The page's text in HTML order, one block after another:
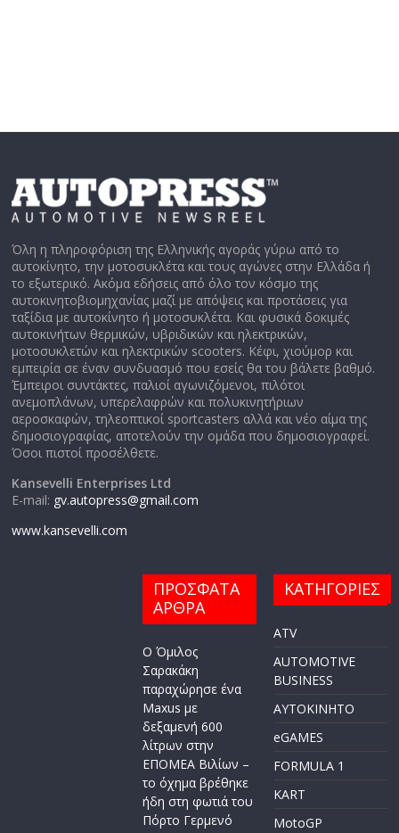
Όλη η πληροφόριση της Ελληνικής αγοράς γύρω από το
αυτοκίνητο, την μοτοσυκλέτα και τους αγώνες στην Ελλάδα ή
το εξωτερικό. Ακόμα εδήσεις από όλο τον κόσμο της
αυτοκινητοβιομηχανίας μαζί με απόψεις και προτάσεις για
ταξίδια με αυτοκίνητο ή μοτοσυκλέτα. Και φυσικά δοκιμές
αυτοκινήτων θερμικών, υβριδικών και ηλεκτρικών,
μοτοσυκλετών και ηλεκτρικών scooters. Κέφι, χιούμορ και
εμπειρία σε έναν συνδυασμό που εσείς θα του βάλετε βαθμό.
Έμπειροι συντάκτες, παλιοί αγωνιζόμενοι, πιλότοι
ανεμοπλάνων, υπερελαφρών και πολυκινητήριων
αεροσκαφών, τηλεοπτικοί sportcasters αλλά και νέο αίμα της
δημοσιογραφίας, αποτελούν την ομάδα που δημοσιογραφεί.
Όσοι πιστοί προσέλθετε.
Kansevelli Enterprises Ltd
E-mail: gv.autopress@gmail.com
www.kansevelli.com
ΠΡΟΣΦΑΤΑ
ΑΡΘΡΑ
Ο Όμιλος
Σαρακάκη
παραχώρησε ένα
Maxus με
δεξαμενή 600
λίτρων στην
ΕΠΟΜΕΑ Βιλίων –
το όχημα βρέθηκε
ήδη στη φωτιά του
Πόρτο Γερμενό
ΚΑΤΗΓΟΡΙΕΣ
ATV
AUTOMOTIVE
BUSINESS
AYTOKINHTO
eGAMES
FORMULA 1
KART
MotoGP